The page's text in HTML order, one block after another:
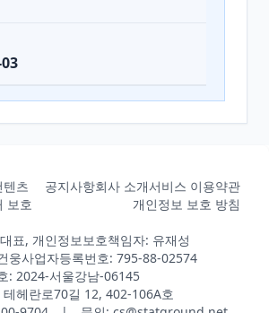
츠
보호
공지사항회사 소개서비스 이용약관
개인정보 보호 방침
대표, 개인정보보호책임자: 유재성
웅사업자등록번호: 795-88-02574
: 2024-서울강남-06145
헤란로70길 12, 402-106A호